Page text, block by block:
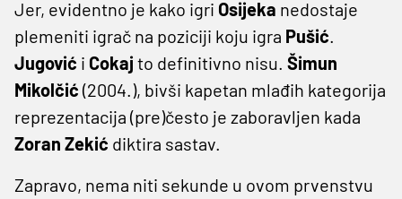
Jer, evidentno je kako igri Osijeka nedostaje
plemeniti igrač na poziciji koju igra Pušić.
Jugović i Cokaj to definitivno nisu. Šimun
Mikolčić (2004.), bivši kapetan mlađih kategorija
reprezentacija (pre)često je zaboravljen kada
Zoran Zekić diktira sastav.
Zapravo, nema niti sekunde u ovom prvenstvu